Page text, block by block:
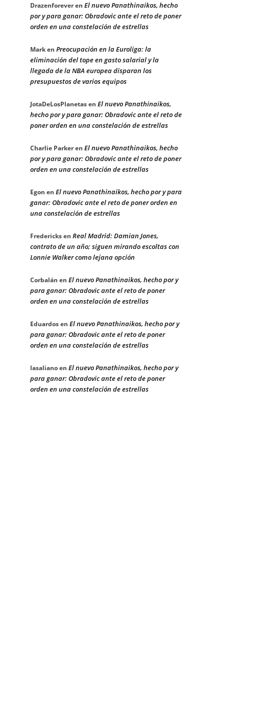
Drazenforeveren El nuevo Panathinaikos, hecho
por y para ganar: Obradovic ante el reto de poner
orden en una constelación de estrellas
Marken Preocupación en la Euroliga: la
eliminación del tope en gasto salarial y la
llegada de la NBA europea disparan los
presupuestos de varios equipos
JotaDeLosPlanetasen El nuevo Panathinaikos,
hecho por y para ganar: Obradovic ante el reto de
poner orden en una constelación de estrellas
Charlie Parkeren El nuevo Panathinaikos, hecho
por y para ganar: Obradovic ante el reto de poner
orden en una constelación de estrellas
Egon en El nuevo Panathinaikos, hecho por y para
ganar: Obradovic ante el reto de poner orden en
una constelación de estrellas
Fredericksen Real Madrid: Damian Jones,
contrato de un año; siguen mirando escoltas con
Lonnie Walker como lejana opción
Corbalán en El nuevo Panathinaikos, hecho por y
para ganar: Obradovic ante el reto de poner
orden en una constelación de estrellas
Eduardosen El nuevo Panathinaikos, hecho por y
para ganar: Obradovic ante el reto de poner
orden en una constelación de estrellas
lasalianoen El nuevo Panathinaikos, hecho por y
para ganar: Obradovic ante el reto de poner
orden en una constelación de estrellas